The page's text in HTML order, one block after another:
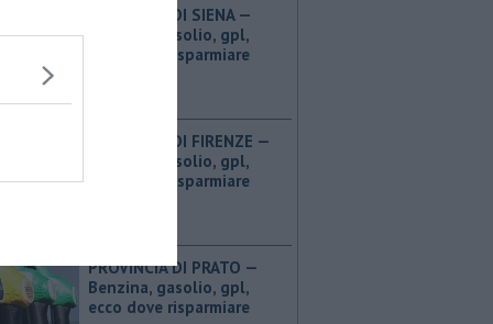
PROVINCIA DI SIENA — ​
Benzina, gasolio, gpl,
ecco dove risparmiare
PROVINCIA DI FIRENZE — ​
Benzina, gasolio, gpl,
ecco dove risparmiare
PROVINCIA DI PRATO — ​
Benzina, gasolio, gpl,
ecco dove risparmiare